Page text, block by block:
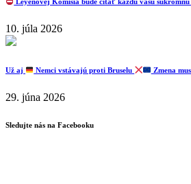
10. júla 2026
Už aj Nemci vstávajú proti Bruselu Zmena
29. júna 2026
Sledujte nás na Facebooku